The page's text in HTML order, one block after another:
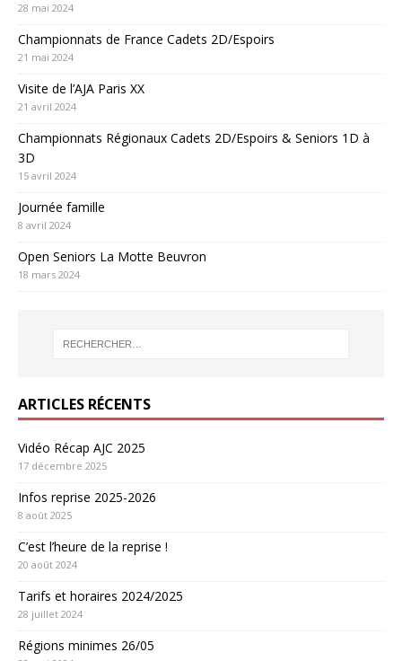
28 mai 2024
Championnats de France Cadets 2D/Espoirs
21 mai 2024
Visite de l’AJA Paris XX
21 avril 2024
Championnats Régionaux Cadets 2D/Espoirs & Seniors 1D à
3D
15 avril 2024
Journée famille
8 avril 2024
Open Seniors La Motte Beuvron
18 mars 2024
ARTICLES RÉCENTS
Vidéo Récap AJC 2025
17 décembre 2025
Infos reprise 2025-2026
8 août 2025
C’est l’heure de la reprise !
20 août 2024
Tarifs et horaires 2024/2025
28 juillet 2024
Régions minimes 26/05